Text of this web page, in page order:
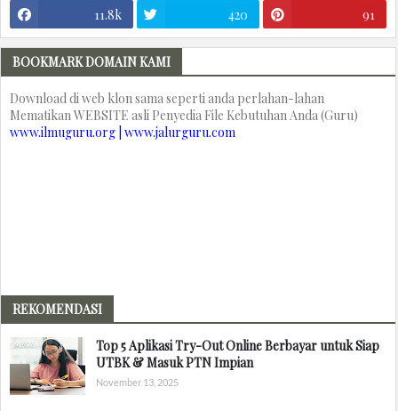
11.8k 420 91
BOOKMARK DOMAIN KAMI
Download di web klon sama seperti anda perlahan-lahan
Mematikan WEBSITE asli Penyedia File Kebutuhan Anda (Guru)
www.ilmuguru.org | www.jalurguru.com
REKOMENDASI
Top 5 Aplikasi Try-Out Online Berbayar untuk Siap
UTBK & Masuk PTN Impian
November 13, 2025